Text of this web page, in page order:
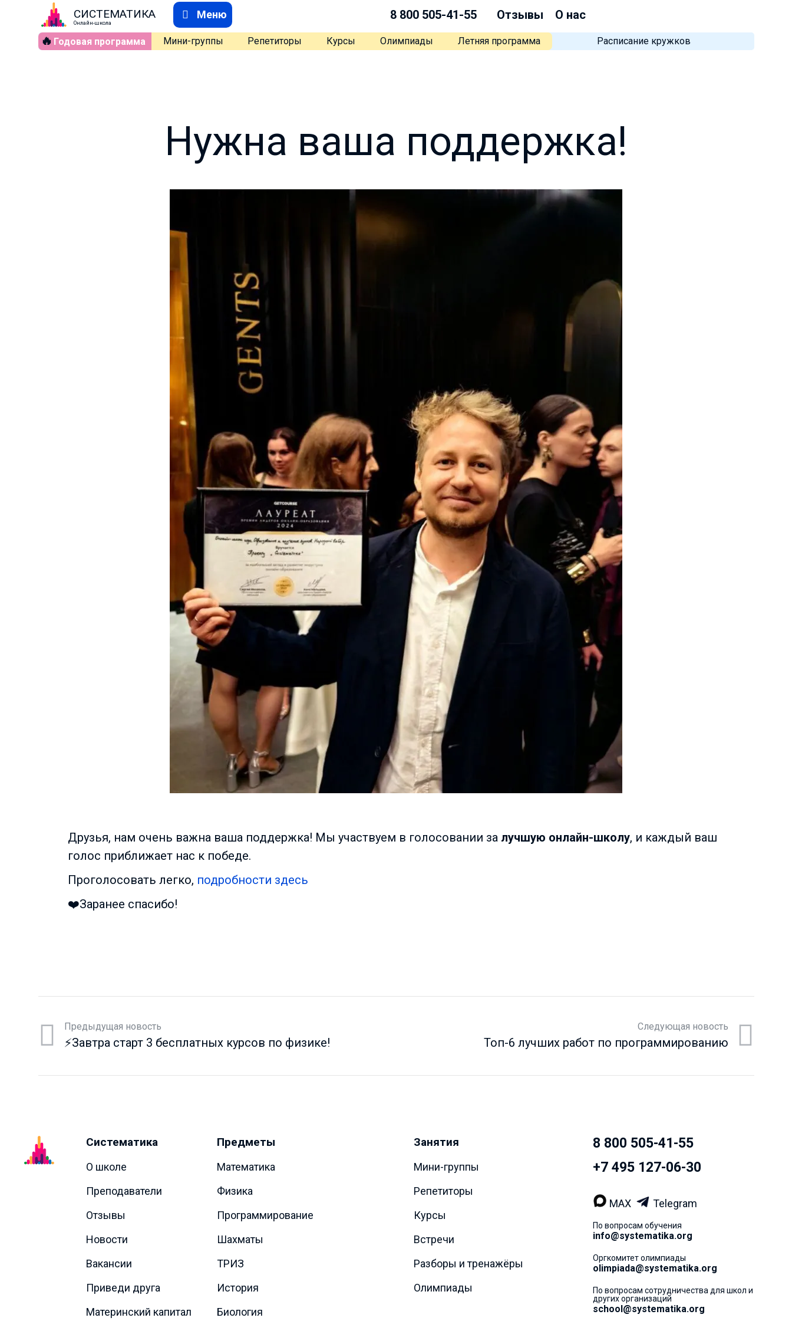
СИСТЕМАТИКА
Онлайн-школа
Меню 8 800 505-41-55 Отзывы
О нас
🔥 Годовая программа Мини-группы Репетиторы Курсы Олимпиады Летняя программа Расписание кружков
Нужна ваша поддержка!
Друзья, нам очень важна ваша поддержка! Мы участвуем в голосовании за лучшую онлайн-школу, и каждый ваш
голос приближает нас к победе.
Проголосовать легко, подробности здесь
❤️Заранее спасибо!
Предыдущая новость
⚡️Завтра старт 3 бесплатных курсов по физике!
Следующая новость
Топ-6 лучших работ по программированию
Систематика
О школе
Преподаватели
Отзывы
Новости
Вакансии
Приведи друга
Материнский капитал
Предметы
Математика
Физика
Программирование
Шахматы
ТРИЗ
История
Биология
Занятия
Мини-группы
Репетиторы
Курсы
Встречи
Разборы и тренажёры
Олимпиады
8 800 505-41-55
+7 495 127-06-30
MAX Telegram
По вопросам обучения
info@systematika.org
Оргкомитет олимпиады
olimpiada@systematika.org
По вопросам сотрудничества для школ и
других организаций
school@systematika.org